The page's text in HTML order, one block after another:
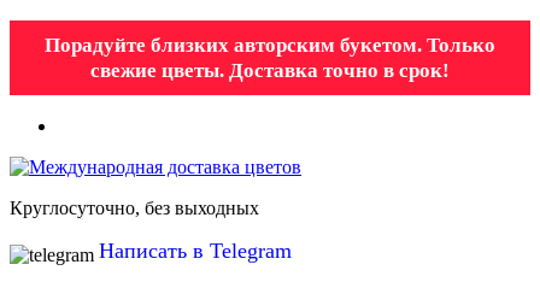
Порадуйте близких авторским букетом. Только
свежие цветы. Доставка точно в срок!
Круглосуточно, без выходных
Написать в Telegram